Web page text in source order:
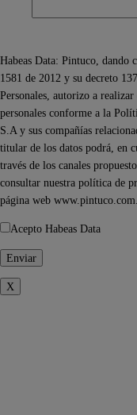
Habeas Data: Pintuco, dando
1581 de 2012 y su decreto
Personales, autorizo a
personales conforme a la
S.A y sus compañías
titular de los datos podrá, en
través de los canales
consultar nuestra política de
página web
Acepto Habeas Data
X